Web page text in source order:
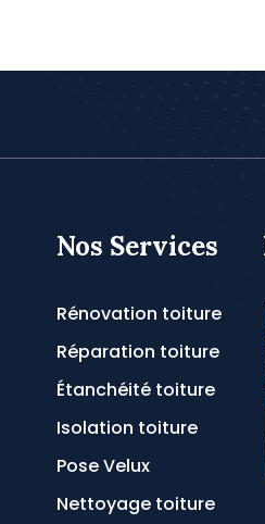
Nos Services
Rénovation toiture
Réparation toiture
Étanchéité toiture
Isolation toiture
Pose Velux
Nettoyage toiture